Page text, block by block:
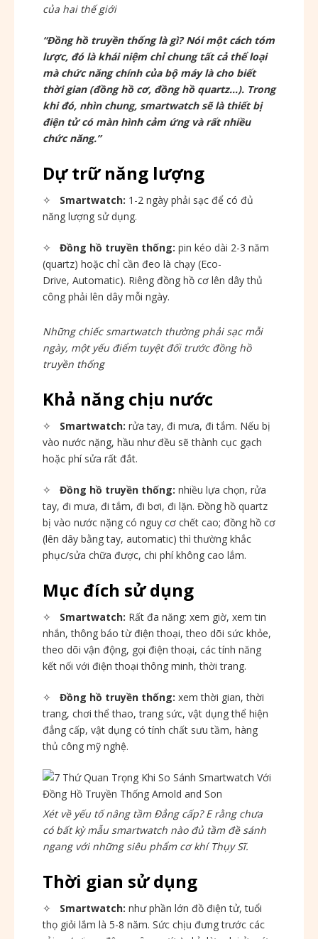
của hai thế giới
“Đồng hồ truyền thống là gì? Nói một cách tóm
lược, đó là khái niệm chỉ chung tất cả thể loại
mà chức năng chính của bộ máy là cho biết
thời gian (đồng hồ cơ, đồng hồ quartz…). Trong
khi đó, nhìn chung, smartwatch sẽ là thiết bị
điện tử có màn hình cảm ứng và rất nhiều
chức năng.”
Dự trữ năng lượng
✧ Smartwatch: 1-2 ngày phải sạc để có đủ
năng lượng sử dụng.
✧ Đồng hồ truyền thống: pin kéo dài 2-3 năm
(quartz) hoặc chỉ cần đeo là chạy (Eco-
Drive, Automatic). Riêng đồng hồ cơ lên dây thủ
công phải lên dây mỗi ngày.
Những chiếc smartwatch thường phải sạc mỗi
ngày, một yếu điểm tuyệt đối trước đồng hồ
truyền thống
Khả năng chịu nước
✧ Smartwatch: rửa tay, đi mưa, đi tắm. Nếu bị
vào nước nặng, hầu như đều sẽ thành cục gạch
hoặc phí sửa rất đắt.
✧ Đồng hồ truyền thống: nhiều lựa chọn, rửa
tay, đi mưa, đi tắm, đi bơi, đi lặn. Đồng hồ quartz
bị vào nước nặng có nguy cơ chết cao; đồng hồ cơ
(lên dây bằng tay, automatic) thì thường khắc
phục/sửa chữa được, chi phí không cao lắm.
Mục đích sử dụng
✧ Smartwatch: Rất đa năng: xem giờ, xem tin
nhắn, thông báo từ điện thoại, theo dõi sức khỏe,
theo dõi vận động, gọi điện thoại, các tính năng
kết nối với điện thoại thông minh, thời trang.
✧ Đồng hồ truyền thống: xem thời gian, thời
trang, chơi thể thao, trang sức, vật dụng thể hiện
đẳng cấp, vật dụng có tính chất sưu tầm, hàng
thủ công mỹ nghệ.
Xét về yếu tố nâng tầm Đẳng cấp? E rằng chưa
có bất kỳ mẫu smartwatch nào đủ tầm đề sánh
ngang với những siêu phẩm cơ khí Thụy Sĩ.
Thời gian sử dụng
✧ Smartwatch: như phần lớn đồ điện tử, tuổi
thọ giỏi lắm là 5-8 năm. Sức chịu đưng trước các